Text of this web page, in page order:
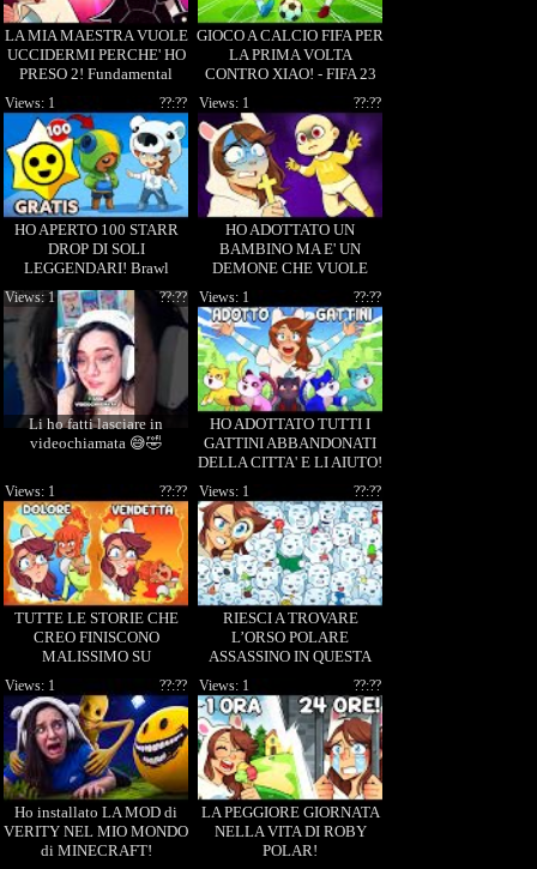
LA MIA MAESTRA VUOLE
UCCIDERMI PERCHE' HO
PRESO 2! Fundamental
Paper Education
GIOCO A CALCIO FIFA PER
LA PRIMA VOLTA
CONTRO XIAO! - FIFA 23
HO APERTO 100 STARR
DROP DI SOLI
LEGGENDARI! Brawl
STARS!
??:??
Views: 1
HO ADOTTATO UN
BAMBINO MA E' UN
DEMONE CHE VUOLE
UCCIDERMI BABY
YELLOW ROBY!
??:??
Views: 1
Li ho fatti lasciare in
videochiamata 😅🤣
??:??
Views: 1
HO ADOTTATO TUTTI I
GATTINI ABBANDONATI
DELLA CITTA' E LI AIUTO!
ROBY POLAR!
??:??
Views: 1
TUTTE LE STORIE CHE
CREO FINISCONO
MALISSIMO SU
STORYTELLER! ROBY
POLAR
??:??
Views: 1
RIESCI A TROVARE
L’ORSO POLARE
ASSASSINO IN QUESTA
??:??
Views: 1
Ho installato LA MOD di
VERITY NEL MIO MONDO
di MINECRAFT!
??:??
Views: 1
LA PEGGIORE GIORNATA
NELLA VITA DI ROBY
POLAR!
??:??
Views: 1